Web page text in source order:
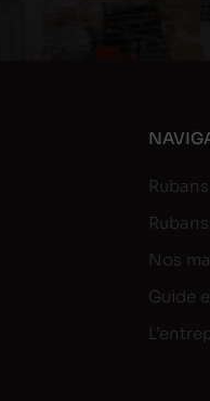
Nos
Guide